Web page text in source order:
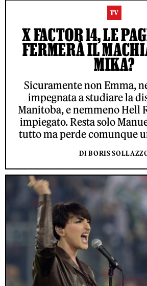
TV
X FACTOR 14, LE
FERMERÀ IL
MIKA?
Sicuramente non Emma,
impegnata a studiare la
Manitoba, e nemmeno Hell
impiegato. Resta solo
tutto ma perde comunque
DI BORIS